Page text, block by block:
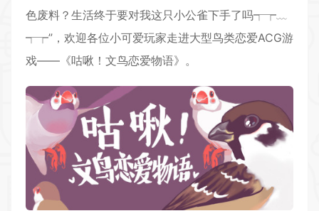
色废料？生活终于要对我这只小公雀下手了吗┭┮﹏
┭┮”，欢迎各位小可爱玩家走进大型鸟类恋爱ACG游
戏——《咕啾！文鸟恋爱物语》。